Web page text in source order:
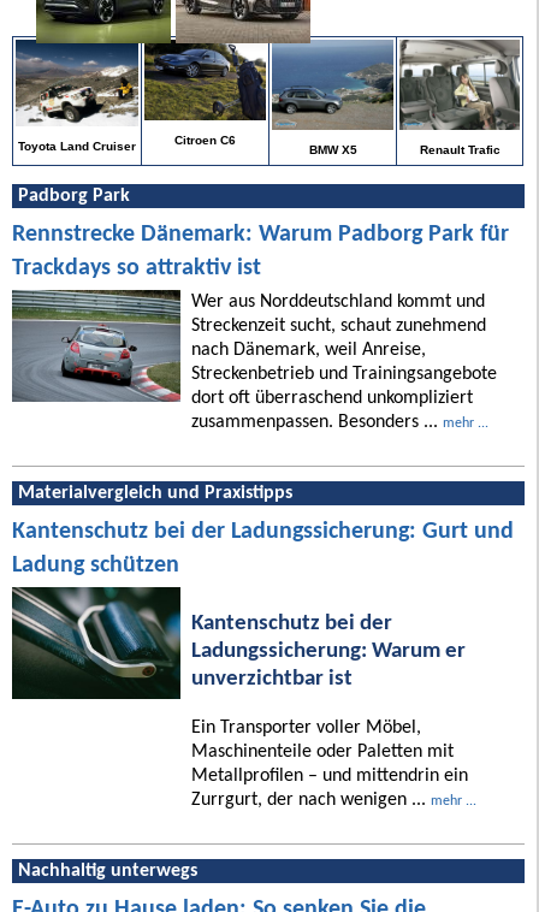
Toyota Land Cruiser Citroen C6
BMW X5 Renault Trafic
Padborg Park
Rennstrecke Dänemark: Warum Padborg Park für
Trackdays so attraktiv ist
Wer aus Norddeutschland kommt und
Streckenzeit sucht, schaut zunehmend
nach Dänemark, weil Anreise,
Streckenbetrieb und Trainingsangebote
dort oft überraschend unkompliziert
zusammenpassen. Besonders ... mehr ...
Materialvergleich und Praxistipps
Kantenschutz bei der Ladungssicherung: Gurt und
Ladung schützen
Kantenschutz bei der
Ladungssicherung: Warum er
unverzichtbar ist
Ein Transporter voller Möbel,
Maschinenteile oder Paletten mit
Metallprofilen – und mittendrin ein
Zurrgurt, der nach wenigen ... mehr ...
Nachhaltig unterwegs